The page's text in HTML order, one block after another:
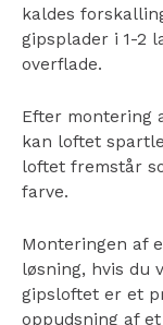
kaldes
gipsplader i 1-2
overflade.
Efter montering
kan loftet
loftet fremstår
farve.
Monteringen af
løsning, hvis du
gipsloftet er et
oppudsning af